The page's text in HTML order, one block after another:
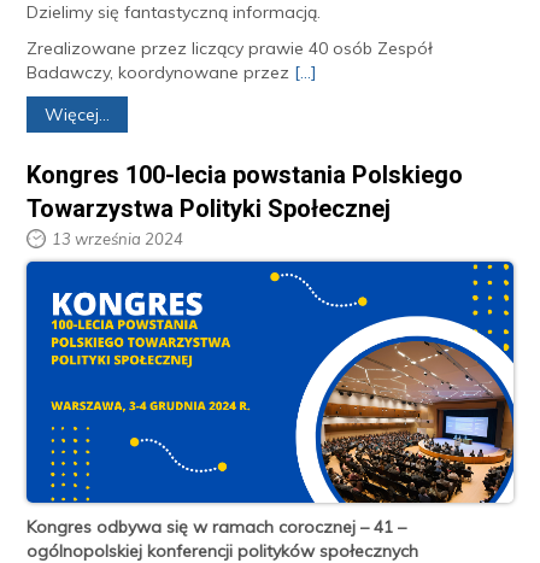
Dzielimy się fantastyczną informacją.
Zrealizowane przez liczący prawie 40 osób Zespół
Badawczy, koordynowane przez [...]
Więcej...
Kongres 100-lecia powstania Polskiego
Towarzystwa Polityki Społecznej
13 września 2024
Kongres odbywa się w ramach corocznej – 41 –
ogólnopolskiej konferencji polityków społecznych